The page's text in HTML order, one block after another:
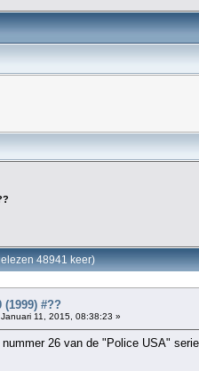
48941 keer)
(1999) #??
Januari 11, 2015, 08:38:23 »
26 van de "Police USA"